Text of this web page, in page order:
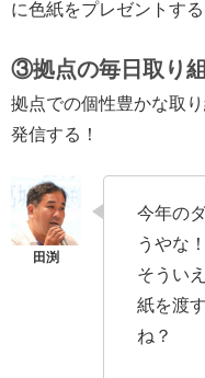
に色紙をプレゼントする
③拠点の毎日取り
拠点での個性豊かな取
発信する！
今年の
うやな！
そうい
紙を渡
ね？